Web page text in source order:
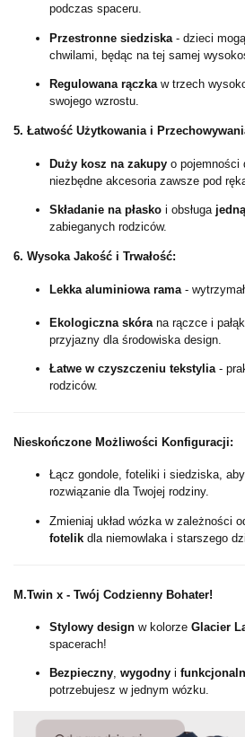
podczas spaceru.
Przestronne siedziska - dzieci
chwilami, będąc na tej samej
Regulowana rączkaw trzech
swojego wzrostu.
5. Łatwość Użytkowania i
Duży kosz na zakupy o pojemności
niezbędne akcesoria zawsze pod
Składanie na płasko i obsługa
zabieganych rodziców.
6. Wysoka Jakość i Trwałość:
Lekka aluminiowa rama-
Ekologiczna skóra na rączce i
przyjazny dla środowiska design.
Łatwe w czyszczeniu tekstylia-
rodziców.
Nieskończone Możliwości Konfiguracji:
Łącz gondole, foteliki i siedziska,
rozwiązanie dla Twojej rodziny.
Zmieniaj układ wózka w zależności
fotelik dla niemowlaka i starszego
M.Twin x - Twój Codzienny Bohater!
Stylowy design w kolorze Glacier
spacerach!
Bezpieczny, wygodny i
potrzebujesz w jednym wózku.